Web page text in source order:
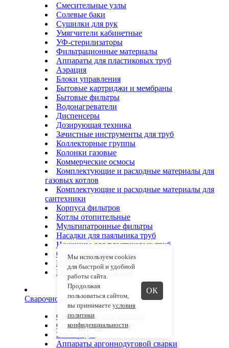
Смесительные узлы
Солевые баки
Сушилки для рук
Умягчители кабинетные
УФ-стерилизаторы
Фильтрационные материалы
Аппараты для пластиковых труб
Аэрация
Блоки управления
Бытовые картриджи и мембраны
Бытовые фильтры
Водонагреватели
Диспенсеры
Дозирующая техника
Зачистные инструменты для труб
Коллекторные группы
Колонки газовые
Коммерческие осмосы
Комплектующие и расходные материалы для
газовых котлов
Комплектующие и расходные материалы для
сантехники
Корпуса фильтров
Котлы отопительные
Мультипатронные фильтры
Насадки для паяльника труб
Ножницы для пластиковых труб
Опрессовочные насосы
Полотенцесушители
Радиаторы отопления
Сварочное оборудование
Сварочные позиционеры
Сварочные проволоки
Электроды
Аппараты аргоннодуговой сварки
Мы используем cookies
для быстрой и удобной
работы сайта.
Продолжая
пользоваться сайтом,
вы принимаете условия
политики
конфиденциальности.
ОК